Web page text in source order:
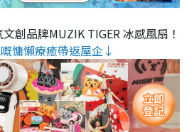
創品牌MUZIK TIGER 冰感風扇！
慵懶療癒帶返屋企↓